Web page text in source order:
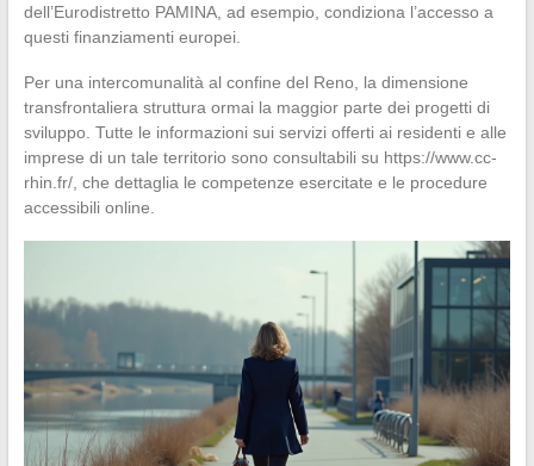
dell’Eurodistretto PAMINA, ad esempio, condiziona l’accesso a
questi finanziamenti europei.
Per una intercomunalità al confine del Reno, la dimensione
transfrontaliera struttura ormai la maggior parte dei progetti di
sviluppo. Tutte le informazioni sui servizi offerti ai residenti e alle
imprese di un tale territorio sono consultabili su https://www.cc-
rhin.fr/, che dettaglia le competenze esercitate e le procedure
accessibili online.